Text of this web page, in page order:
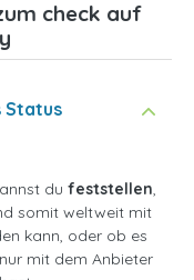
check auf
Status
du feststellen,
somit weltweit mit
kann, oder ob es
mit dem Anbieter